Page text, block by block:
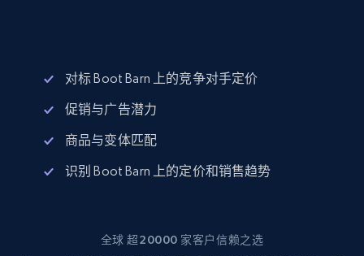
对标 Boot Barn 上的竞争对手定价
促销与广告潜力
商品与变体匹配
识别 Boot Barn 上的定价和销售趋势
全球 超20000 家客户信赖之选